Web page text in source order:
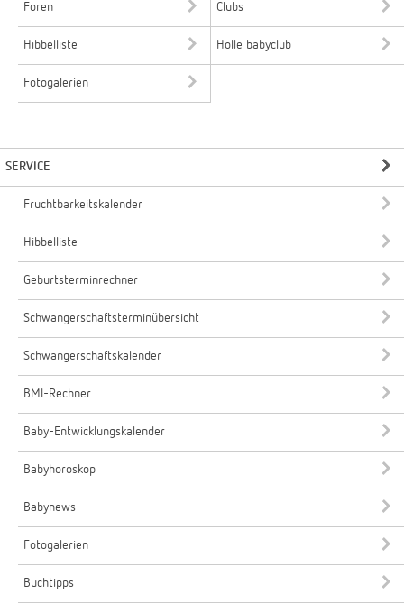
Foren Clubs
Hibbelliste Holle babyclub
Fotogalerien
SERVICE
Fruchtbarkeitskalender
Hibbelliste
Geburtsterminrechner
Schwangerschaftsterminübersicht
Schwangerschaftskalender
BMI-Rechner
Baby-Entwicklungskalender
Babyhoroskop
Babynews
Fotogalerien
Buchtipps